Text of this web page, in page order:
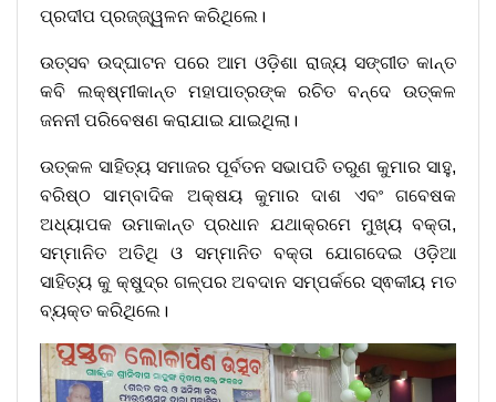
ପ୍ରଦୀପ ପ୍ରଜ୍ଜ୍ୱଳନ କରିଥିଲେ।
ଉତ୍ସବ ଉଦ୍ଘାଟନ ପରେ ଆମ ଓଡ଼ିଶା ରାଜ୍ୟ ସଙ୍ଗୀତ କାନ୍ତ
କବି ଲକ୍ଷ୍ମୀକାନ୍ତ ମହାପାତ୍ରଙ୍କ ରଚିତ ବନ୍ଦେ ଉତ୍କଳ
ଜନନୀ ପରିବେଷଣ କରାଯାଇ ଯାଇଥିଲା।
ଉତ୍କଳ ସାହିତ୍ୟ ସମାଜର ପୂର୍ବତନ ସଭାପତି ତରୁଣ କୁମାର ସାହୁ,
ବରିଷ୍ଠ ସାମ୍ବାଦିକ ଅକ୍ଷୟ କୁମାର ଦାଶ ଏବଂ ଗବେଷକ
ଅଧ୍ୟାପକ ଉମାକାନ୍ତ ପ୍ରଧାନ ଯଥାକ୍ରମେ ମୁଖ୍ୟ ବକ୍ତା,
ସମ୍ମାନିତ ଅତିଥି ଓ ସମ୍ମାନିତ ବକ୍ତା ଯୋଗଦେଇ ଓଡ଼ିଆ
ସାହିତ୍ୟ କୁ କ୍ଷୁଦ୍ର ଗଳ୍ପର ଅବଦାନ ସମ୍ପର୍କରେ ସ୍ଵକୀୟ ମତ
ବ୍ୟକ୍ତ କରିଥିଲେ।